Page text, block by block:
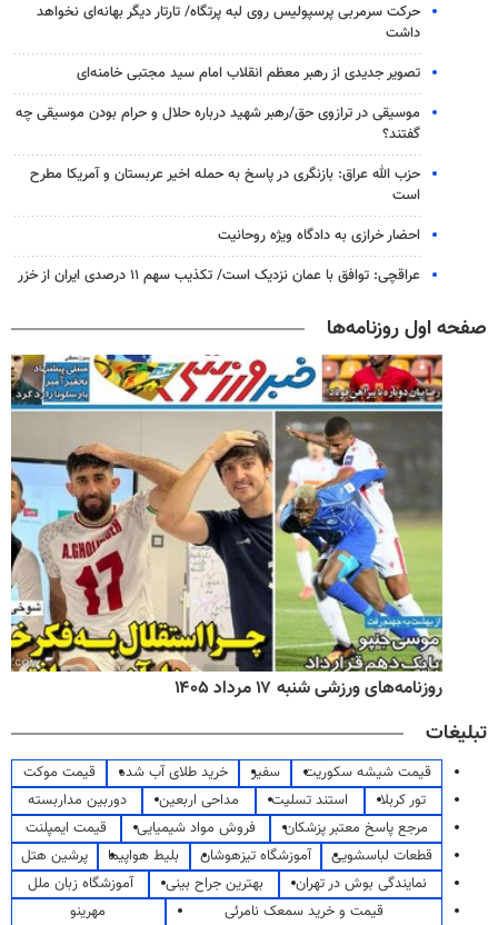
حرکت سرمربی پرسپولیس روی لبه پرتگاه/ تارتار دیگر بهانه‌ای نخواهد
داشت
تصویر جدیدی از رهبر معظم انقلاب امام سید مجتبی خامنه‌ای
موسیقی در ترازوی حق/رهبر شهید درباره حلال و حرام بودن موسیقی چه
گفتند؟
حزب الله عراق: بازنگری در پاسخ به حمله اخیر عربستان و آمریکا مطرح
است
احضار خرازی به دادگاه ویژه روحانیت
عراقچی: توافق با عمان نزدیک است/ تکذیب سهم ۱۱ درصدی ایران از خزر
صفحه اول روزنامه‌ها
روزنامه‌های ورزشی شنبه ۱۷ مرداد ۱۴۰۵
تبلیغات
قیمت شیشه سکوریت سفیر خرید طلای آب شده
قیمت موکت
تور کربلا
استند تسلیت مداحی اربعین
دوربین مداربسته
مرجع پاسخ معتبر پزشکان
فروش مواد شیمیایی
قیمت ایمپلنت
قطعات لباسشویی
آموزشگاه تیزهوشان بلیط هواپیما
پرشین هتل
نمایندگی بوش در تهران
بهترین جراح بینی
آموزشگاه زبان ملل
قیمت و خرید سمعک نامرئی
مهرینو